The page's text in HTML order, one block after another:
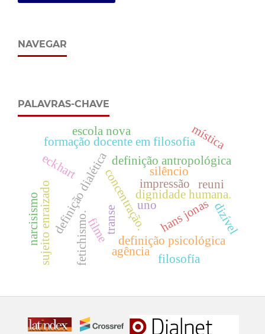
NAVEGAR
PALAVRAS-CHAVE
hans jonas
dignidade humana.
definição psicológica
definição dialéticadefinição antropológica
formação docente em filosofia
concentração.
transe
filme
sujeito enraizado agência
fetichismo.
uno
silêncio
mística
eckhart
dizível
impressão
narcisismo
filosofía
reuni
escola nova